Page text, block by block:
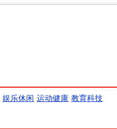
娱乐休闲 运动健康 教育科技